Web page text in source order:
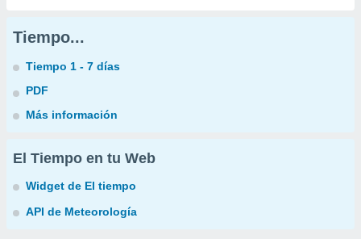
Tiempo...
Tiempo 1 - 7 días
PDF
Más información
El Tiempo en tu Web
Widget de El tiempo
API de Meteorología